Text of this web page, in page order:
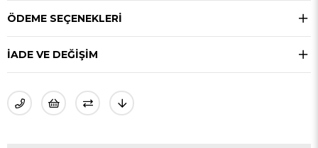
ÖDEME SEÇENEKLERI
İADE VE DEĞİŞİM